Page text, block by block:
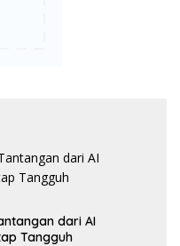
dari AI
Tangguh